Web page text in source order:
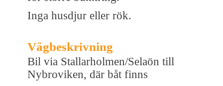
Inga husdjur eller rök.
Vägbeskrivning
Bil via Stallarholmen/Selaön till
Nybroviken, där båt finns